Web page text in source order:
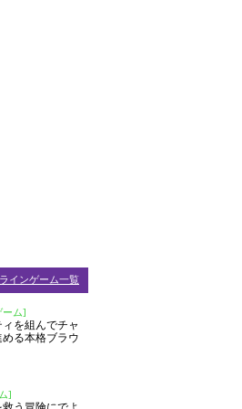
インゲーム一覧
ーム]
を組んでチャ
る本格ブラウ
]